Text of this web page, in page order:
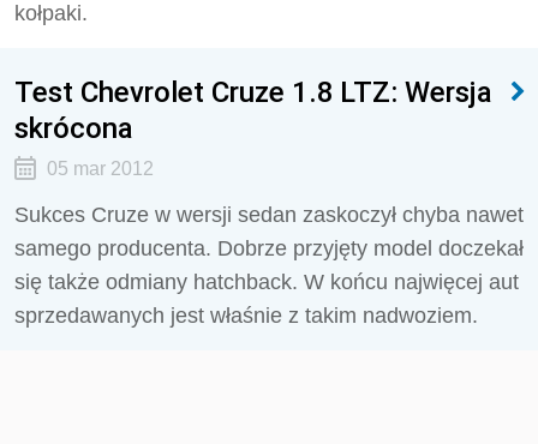
kołpaki.
Test Chevrolet Cruze 1.8 LTZ: Wersja
skrócona
05 mar 2012
Sukces Cruze w wersji sedan zaskoczył chyba nawet
samego producenta. Dobrze przyjęty model doczekał
się także odmiany hatchback. W końcu najwięcej aut
sprzedawanych jest właśnie z takim nadwoziem.